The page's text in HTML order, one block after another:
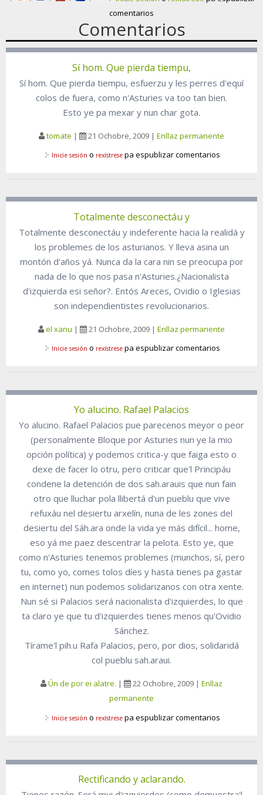
comentarios
Comentarios
Sí hom. Que pierda tiempu,
Sí hom. Que pierda tiempu, esfuerzu y les perres d'equí
colos de fuera, como n'Asturies va too tan bien.
Esto ye pa mexar y nun char gota.
tomate | 21 Ochobre, 2009 | Enllaz permanente
Inicie sesión o rexístrese pa espublizar comentarios
Totalmente desconectáu y
Totalmente desconectáu y indeferente hacia la realidá y
los problemes de los asturianos. Y lleva asina un
montón d'años yá. Nunca da la cara nin se preocupa por
nada de lo que nos pasa n'Asturies.¿Nacionalista
d'izquierda esi señor?. Entós Areces, Ovidio o Iglesias
son independientistes revolucionarios.
el xanu | 21 Ochobre, 2009 | Enllaz permanente
Inicie sesión o rexístrese pa espublizar comentarios
Yo alucino. Rafael Palacios
Yo alucino. Rafael Palacios pue parecenos meyor o peor
(personalmente Bloque por Asturies nun ye la mio
opción política) y podemos critica-y que faiga esto o
dexe de facer lo otru, pero criticar que'l Principáu
condene la detención de dos sah.arauis que nun fain
otro que lluchar pola llibertá d'un pueblu que vive
refuxáu nel desiertu arxelín, nuna de les zones del
desiertu del Sáh.ara onde la vida ye más difícil... home,
eso yá me paez descentrar la pelota. Esto ye, que
como n'Asturies tenemos problemes (munchos, sí, pero
tu, como yo, comes tolos díes y hasta tienes pa gastar
en internet) nun podemos solidarizanos con otra xente.
Nun sé si Palacios será nacionalista d'izquierdes, lo que
ta claro ye que tu d'izquierdes tienes menos qu'Ovidio
Sánchez.
Tírame'l pih.u Rafa Palacios, pero, por dios, solidaridá
col pueblu sah.araui.
Ún de por ei alatre. | 22 Ochobre, 2009 | Enllaz
permanente
Inicie sesión o rexístrese pa espublizar comentarios
Rectificando y aclarando.